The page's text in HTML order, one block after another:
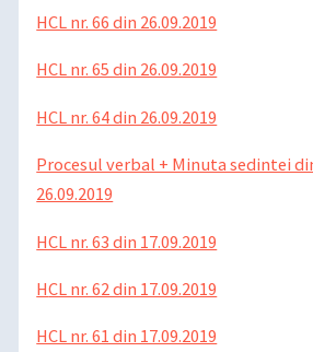
HCL nr. 66 din 26.09.2019
HCL nr. 65 din 26.09.2019
HCL nr. 64 din 26.09.2019
Procesul verbal + Minuta sedintei
26.09.2019
HCL nr. 63 din 17.09.2019
HCL nr. 62 din 17.09.2019
HCL nr. 61 din 17.09.2019